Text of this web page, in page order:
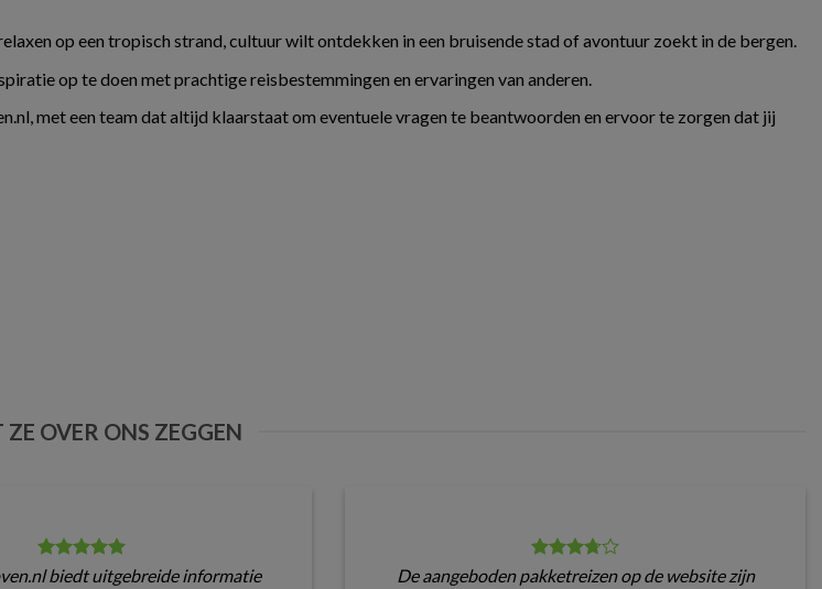
op een tropisch strand, cultuur wilt ontdekken in een bruisende stad of avontuur zoekt in de bergen.
op te doen met prachtige reisbestemmingen en ervaringen van anderen.
met een team dat altijd klaarstaat om eventuele vragen te beantwoorden en ervoor te zorgen dat jij
ZE OVER ONS ZEGGEN
biedt uitgebreide informatie De aangeboden pakketreizen op de website zijn